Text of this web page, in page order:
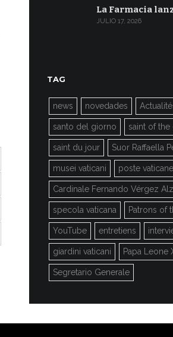
La Farmacia
JULIO 17, 2026
TAG
news novedades
santo del giorno saint of the
saint du jour Suor Raffaella
musei vaticani poste vaticane
Cardinale Fernando Vérgez
specola vaticana Patrons of
YouTube entretiens
giardini vaticani Papa Leone
Segretario Generale